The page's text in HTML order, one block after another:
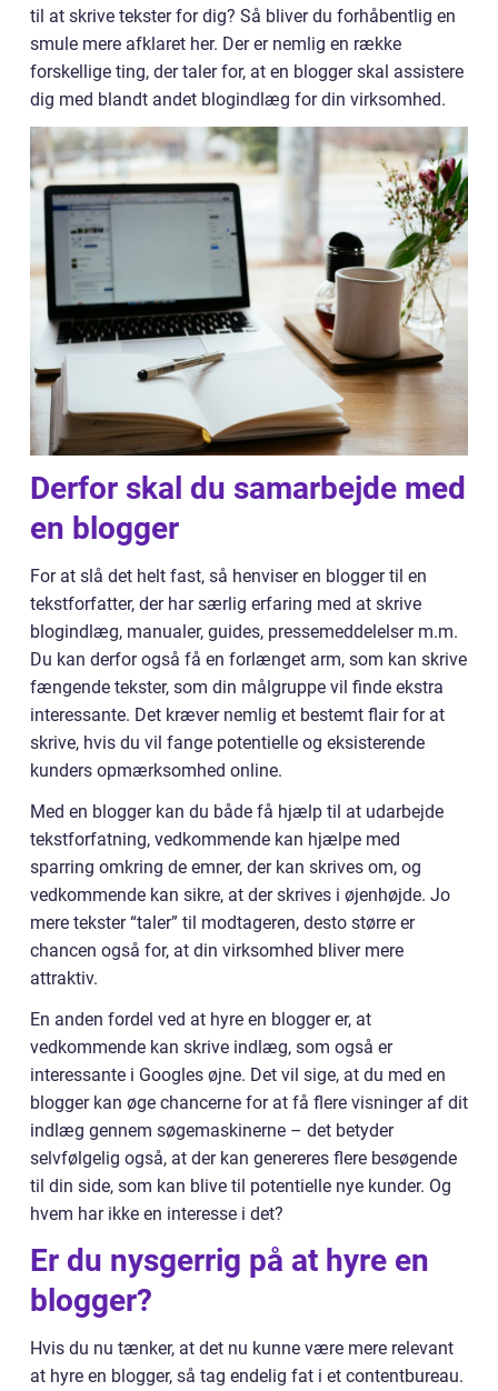
til at skrive tekster for dig? Så bliver du forhåbentlig en
smule mere afklaret her. Der er nemlig en række
forskellige ting, der taler for, at en blogger skal assistere
dig med blandt andet blogindlæg for din virksomhed.
Derfor skal du samarbejde med
en blogger
For at slå det helt fast, så henviser en blogger til en
tekstforfatter, der har særlig erfaring med at skrive
blogindlæg, manualer, guides, pressemeddelelser m.m.
Du kan derfor også få en forlænget arm, som kan skrive
fængende tekster, som din målgruppe vil finde ekstra
interessante. Det kræver nemlig et bestemt flair for at
skrive, hvis du vil fange potentielle og eksisterende
kunders opmærksomhed online.
Med en blogger kan du både få hjælp til at udarbejde
tekstforfatning, vedkommende kan hjælpe med
sparring omkring de emner, der kan skrives om, og
vedkommende kan sikre, at der skrives i øjenhøjde. Jo
mere tekster “taler” til modtageren, desto større er
chancen også for, at din virksomhed bliver mere
attraktiv.
En anden fordel ved at hyre en blogger er, at
vedkommende kan skrive indlæg, som også er
interessante i Googles øjne. Det vil sige, at du med en
blogger kan øge chancerne for at få flere visninger af dit
indlæg gennem søgemaskinerne – det betyder
selvfølgelig også, at der kan genereres flere besøgende
til din side, som kan blive til potentielle nye kunder. Og
hvem har ikke en interesse i det?
Er du nysgerrig på at hyre en
blogger?
Hvis du nu tænker, at det nu kunne være mere relevant
at hyre en blogger, så tag endelig fat i et contentbureau.